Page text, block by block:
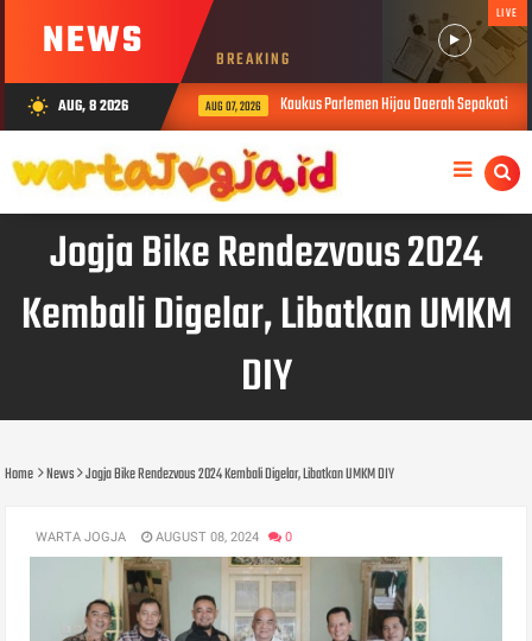
NEWS BREAKING
LIVE
wb_sunny AUG, 8 2026 AUG 07, 2026 Kaukus Parlemen Hijau Daerah Sepakati
Jogja Bike Rendezvous 2024
Kembali Digelar, Libatkan UMKM
DIY
Home News Jogja Bike Rendezvous 2024 Kembali Digelar, Libatkan UMKM DIY
WARTA JOGJA AUGUST 08, 2024 0